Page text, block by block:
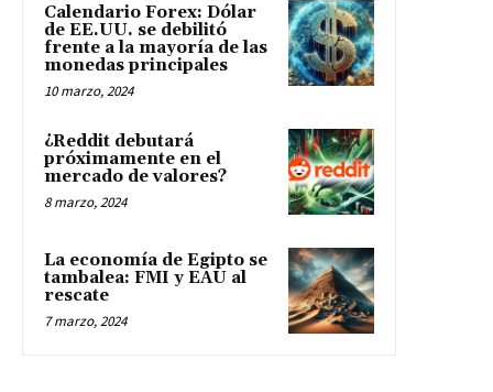
Calendario Forex: Dólar
de EE.UU. se debilitó
frente a la mayoría de las
monedas principales
10 marzo, 2024
¿Reddit debutará
próximamente en el
mercado de valores?
8 marzo, 2024
La economía de Egipto se
tambalea: FMI y EAU al
rescate
7 marzo, 2024